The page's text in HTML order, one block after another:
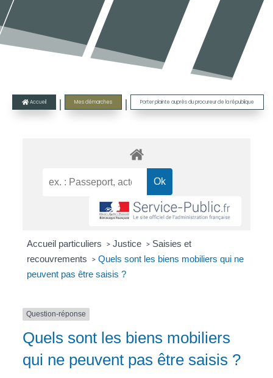
 Accueil | Mes démarches | Porter plainte auprès du procureur de la république
Accueil particuliers > Justice > Saisies et
recouvrements > Quels sont les biens mobiliers qui ne
peuvent pas être saisis ?
Question-réponse
Quels sont les biens mobiliers
qui ne peuvent pas être saisis ?